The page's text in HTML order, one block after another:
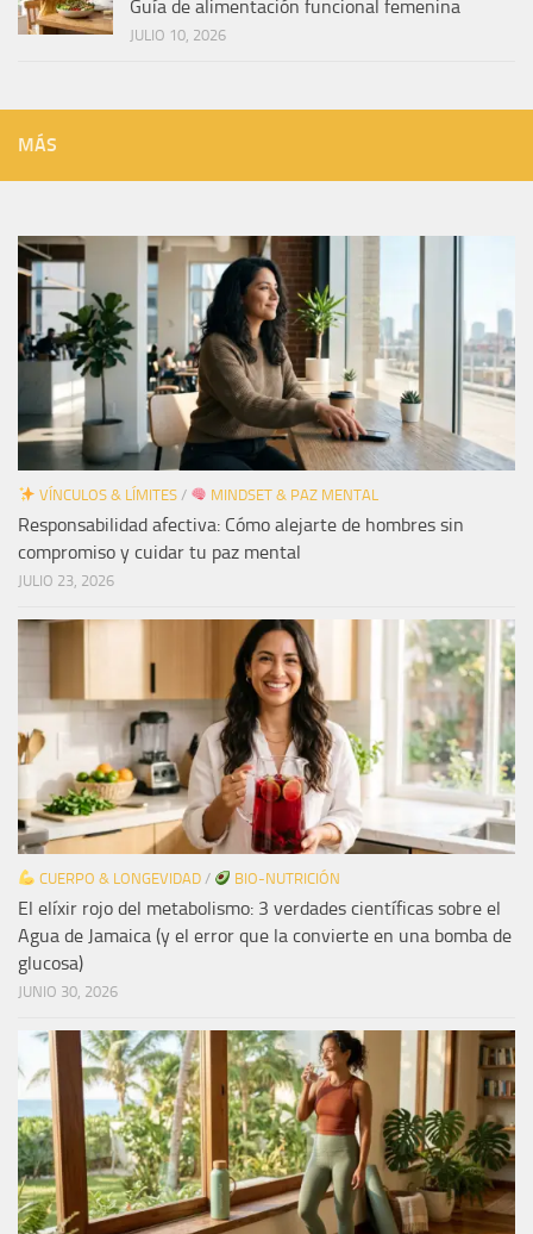
Guía de alimentación funcional femenina
JULIO 10, 2026
MÁS
VÍNCULOS & LÍMITES/ MINDSET & PAZ MENTAL
Responsabilidad afectiva: Cómo alejarte de hombres sin
compromiso y cuidar tu paz mental
JULIO 23, 2026
CUERPO & LONGEVIDAD/ BIO-NUTRICIÓN
El elíxir rojo del metabolismo: 3 verdades científicas sobre el
Agua de Jamaica (y el error que la convierte en una bomba de
glucosa)
JUNIO 30, 2026